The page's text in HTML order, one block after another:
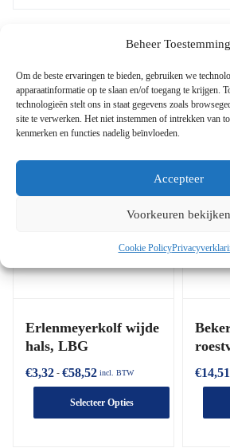
Beheer Toestemming
Om de beste ervaringen te bieden, gebruiken we
apparaatinformatie op te slaan en/of toegang te krijgen.
technologieën stelt ons in staat gegevens zoals
site te verwerken. Het niet instemmen of intrekken van
kenmerken en functies nadelig beïnvloeden.
Accepteer
Voorkeuren bekijken
Cookie Policy
Gerelateerde
Erlenmeyerkolf wijde
hals, LBG
€3,32 - €58,52 incl. BTW
Selecteer Opties
€14,51